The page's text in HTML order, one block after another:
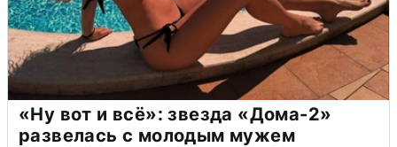
«Ну вот и всё»: звезда «Дома-2»
развелась с молодым мужем